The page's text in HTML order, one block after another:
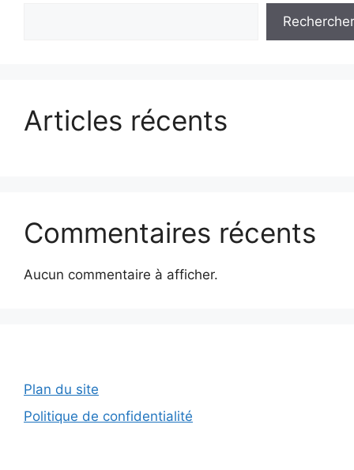
Rechercher
Articles récents
Commentaires récents
Aucun commentaire à afficher.
Plan du site
Politique de confidentialité